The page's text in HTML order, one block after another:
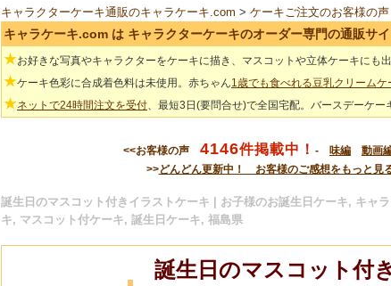
キャラクターケーキ通販のキャラケーキ.com > ケーキご注文のお客様の声
キャラケーキ.com は キャラクターケーキのオーダー専門の通販サ
★お好きな写真やキャラクターをケーキに描き、マスコットや立体ケーキにも
★ケーキ色彩に合成着色料は未使用。赤ちゃん1歳でも食べれる豆乳クリームケ
★ネットで24時間注文を受付、最短3日(要問合せ)で全国宅配。バースデーケー
<<お客様の声 4146件掲載中！ - 味編
動画
>>どんどん更新中！ お客様のご感想をもっと見
誕生日のマスコット付きイラストケーキ | お子様のお誕生日ケーキ, キャ
キ, マスコット付ケーキ, 誕生日ケーキ, 福島県
誕生日のマスコット付